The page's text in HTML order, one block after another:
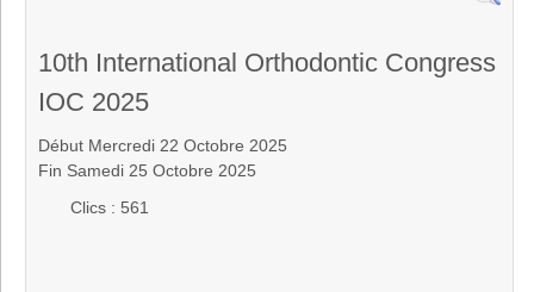
10th International Orthodontic Congress
IOC 2025
Début Mercredi 22 Octobre 2025
Fin Samedi 25 Octobre 2025
Clics : 561